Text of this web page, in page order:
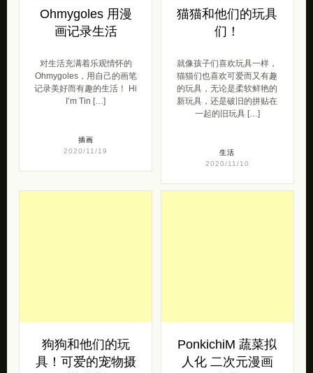
Ohmygoles 用漫
画记录生活
对生活充满着乐观情怀的
Ohmygoles，用自己的画笔
记录美好而有趣的生活！ Hi
I’m Tin […]
插画
2020/11/19
猫猫和他们的玩具
们！
就像孩子们喜欢玩具一样，
猫猫们也喜欢可爱而又有趣
的玩具，无论是柔软鲜艳的
新玩具，还是破旧的拼贴在
一起的旧玩具 […]
生活
2020/11/10
狗狗和他们的玩
具！可爱的宠物摄
PonkichiM 蔬菜拟
人化 二次元漫画